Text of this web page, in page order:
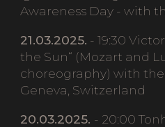
Awareness Day - with
21.03.2025. - 19:30
the Sun“ (Mozart and
choreography) with the
Geneva, Switzerland
20.03.2025. - 20:00